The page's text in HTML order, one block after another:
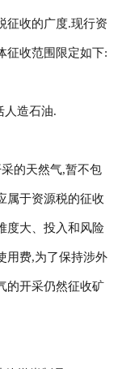
收的广度.现行资
征收范围限定如下:
人造石油.
的天然气,暂不包
属于资源税的征收
度大、投入和风险
用费,为了保持涉外
的开采仍然征收矿